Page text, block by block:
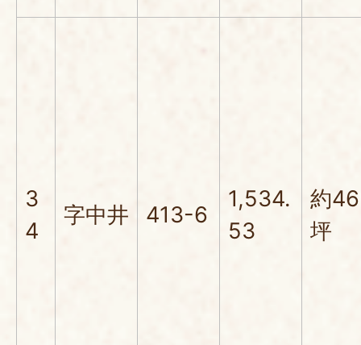
3
4
字中井 413-6
1,534.
53
約
坪